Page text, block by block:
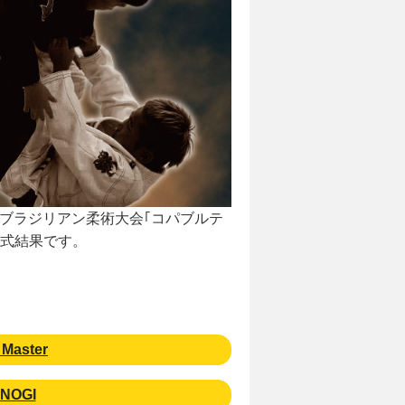
ラジリアン柔術大会｢コパブルテ
結果です。